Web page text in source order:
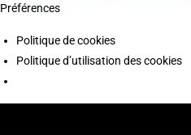
Préférences
Politique de cookies
Politique d’utilisation des cookies